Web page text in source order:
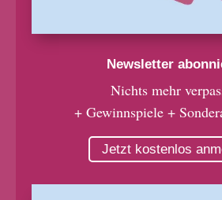
Newsletter
Nichts mehr
+ Gewinnspiele +
Jetzt kostenlos